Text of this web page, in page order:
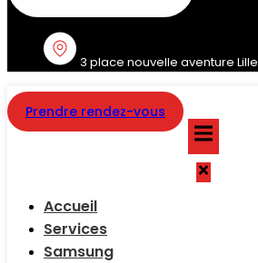
3 place nouvelle aventure Lille
Prendre rendez-vous
Accueil
Services
Samsung